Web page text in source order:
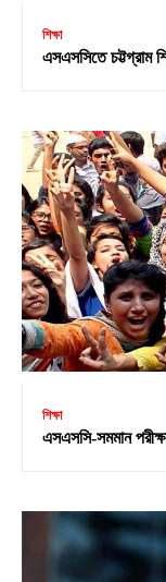
শিক্ষা
এসএসসিতে চট্টগ্রাম
শিক্ষা
এসএসসি-সমমান